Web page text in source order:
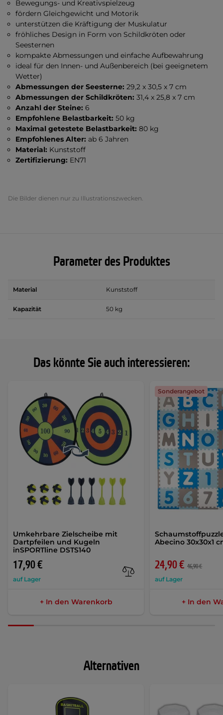
Das könnte Sie auch interessieren:
Umkehrbare Zielscheibe mit
Dartpfeilen und Kugeln
inSPORTline DSTS140
17,90 €
auf Lager
+ In den Warenkorb
Abecino 30x30x1
24,90 € 46,90 €
auf Lager
Sonderangebot
+ In den
Bewegungs- und Kreativspielzeug
fördern Gleichgewicht und Motorik
unterstützen die Kräftigung der Muskulatur
fröhliches Design in Form von Schildkröten oder
Seesternen
kompakte Abmessungen und einfache Aufbewahrung
ideal für den Innen- und Außenbereich (bei geeignetem
Wetter)
Abmessungen der Seesterne: 29,2 x 30,5 x 7 cm
Abmessungen der Schildkröten: 31,4 x 25,8 x 7 cm
Anzahl der Steine: 6
Empfohlene Belastbarkeit: 50 kg
Maximal getestete Belastbarkeit: 80 kg
Empfohlenes Alter: ab 6 Jahren
Material: Kunststoff
Zertifizierung: EN71
Die Bilder dienen nur zu Illustrationszwecken.
Parameter des Produktes
Material Kunststoff
Kapazität 50 kg
Alternativen